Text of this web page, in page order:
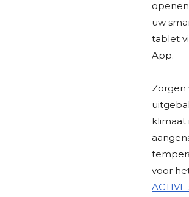
uw
tablet
App.
Zorgen
klimaat
voor